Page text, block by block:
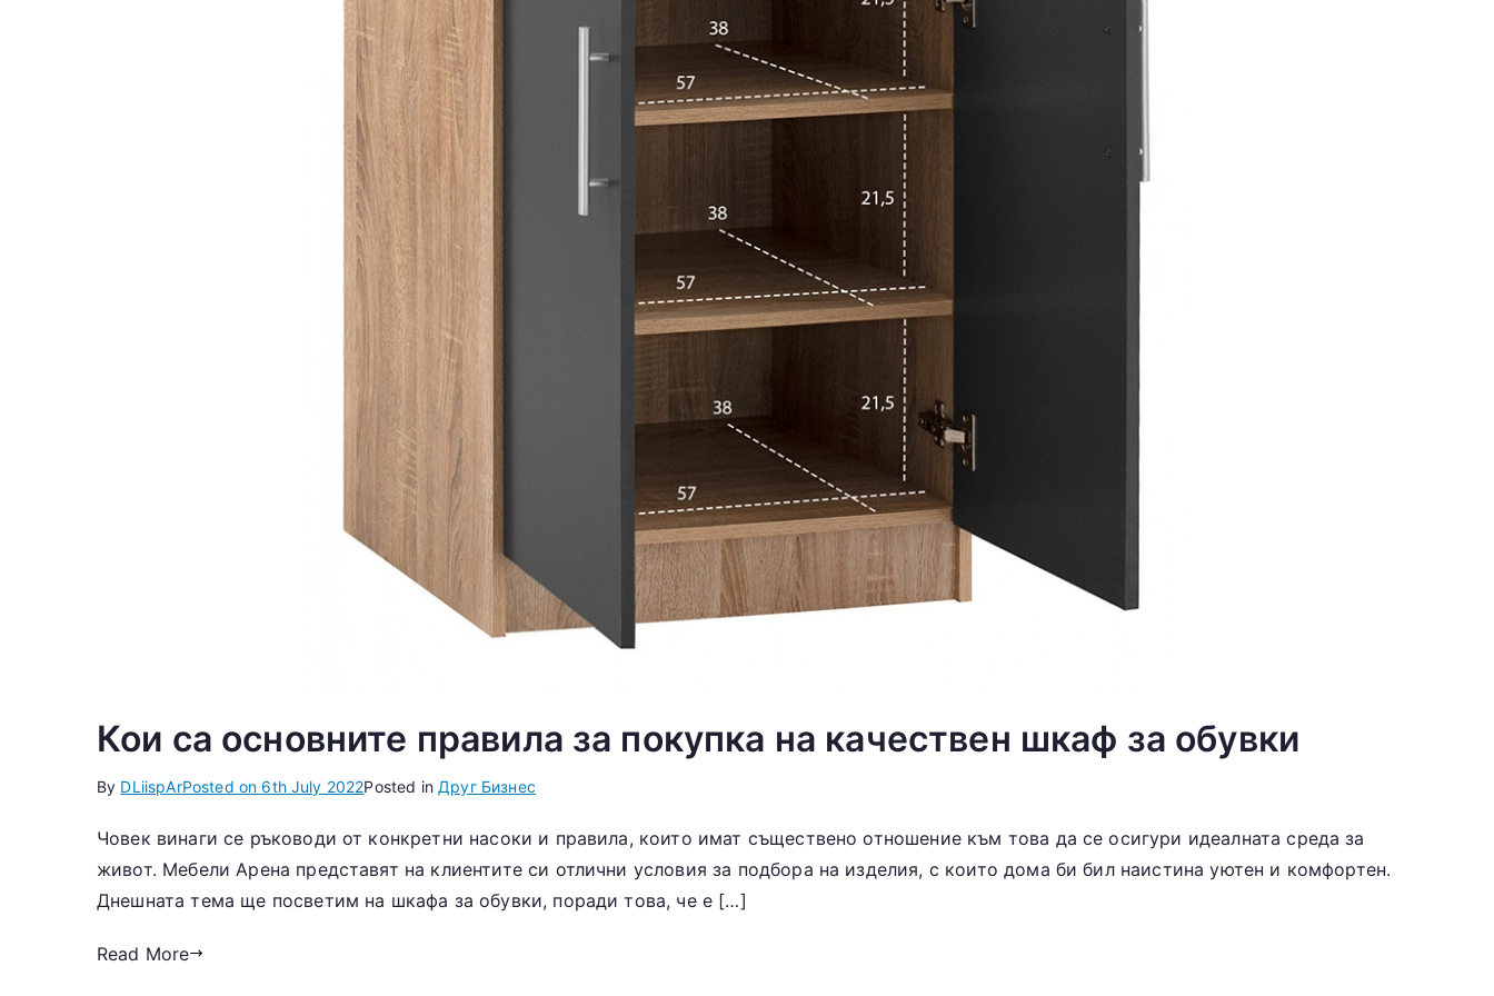
Кои са основните правила за покупка на качествен шкаф за обувки
By DLiispArPosted on 6th July 2022Posted in Друг Бизнес
Човек винаги се ръководи от конкретни насоки и правила, които имат съществено отношение към това да се осигури идеалната среда за
живот. Мебели Арена представят на клиентите си отлични условия за подбора на изделия, с които дома би бил наистина уютен и комфортен.
Днешната тема ще посветим на шкафа за обувки, поради това, че е […]
Read More